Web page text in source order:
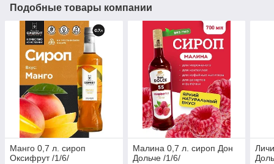
Подобные товары компании
Манго 0,7 л. сироп
Оксифрут /1/6/
Малина 0,7 л. сироп Дон
Дольче /1/6/